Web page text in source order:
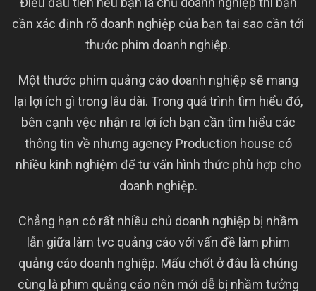
cần xác định rõ doanh nghiệp của bạn tại sao cần tới
thước phim doanh nghiệp.
Một thước phim quảng cáo doanh nghiệp sẽ mang
lại lợi ích gì trong lâu dài. Trong quá trình tìm hiểu đó,
bên cạnh vệc nhận ra lợi ích bạn cần tìm hiểu các
thông tin về nhưng agency Production house có
nhiều kinh nghiệm để tư vấn hình thức phù hợp cho
doanh nghiệp.
Chẳng hạn có rất nhiều chủ doanh nghiệp bị nhầm
lẫn giữa làm tvc quảng cáo với vấn đề làm phim
quảng cáo doanh nghiệp. Mấu chốt ở đâu là chúng
cùng là phim quảng cáo nên mới dễ bị nhầm tưởng